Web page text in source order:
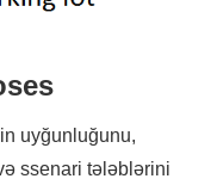
uyğunluğunu,
ssenari tələblərini